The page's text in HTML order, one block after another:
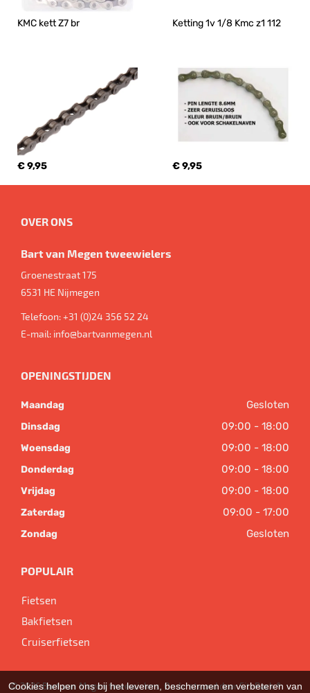
KMC kett Z7 br
€ 9,95
Ketting 1v 1/8 Kmc z1 112
€ 9,95
OVER ONS
Bart van Megen tweewielers
Groenestraat 175
6531 HE Nijmegen
Telefoon:+31 (0)24 356 52 24
E-mail: info@bartvanmegen.nl
OPENINGSTIJDEN
Maandag Gesloten
Dinsdag 09:00 - 18:00
Woensdag 09:00 - 18:00
Donderdag 09:00 - 18:00
Vrijdag 09:00 - 18:00
Zaterdag 09:00 - 17:00
Zondag Gesloten
POPULAIR
Fietsen
Bakfietsen
Cruiserfietsen
© 2026 Bart van Megen tweewielers. Ondersteund doorSitePack ®
Cookies helpen ons bij het leveren, beschermen en verbeteren van